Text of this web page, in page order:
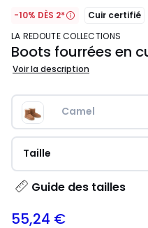
-10% DÈS 2*
Cuir certifié
LA REDOUTE COLLECTIONS
Boots fourrées en
Voir la description
Camel
Taille
Guide des tailles
64,99
55,24 €